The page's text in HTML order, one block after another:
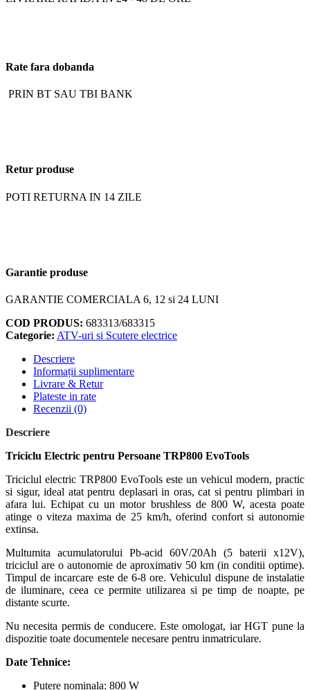
Rate fara dobanda
PRIN BT SAU TBI BANK
Retur produse
POTI RETURNA IN 14 ZILE
Garantie produse
GARANTIE COMERCIALA 6, 12 si 24 LUNI
COD PRODUS: 683313/683315
Categorie: ATV-uri si Scutere electrice
Descriere
Informații suplimentare
Livrare & Retur
Plateste in rate
Recenzii (0)
Descriere
Triciclu Electric pentru Persoane TRP800 EvoTools
Triciclul electric TRP800 EvoTools este un vehicul modern, practic
si sigur, ideal atat pentru deplasari in oras, cat si pentru plimbari in
afara lui. Echipat cu un motor brushless de 800 W, acesta poate
atinge o viteza maxima de 25 km/h, oferind confort si autonomie
extinsa.
Multumita acumulatorului Pb-acid 60V/20Ah (5 baterii x12V),
triciclul are o autonomie de aproximativ 50 km (in conditii optime).
Timpul de incarcare este de 6-8 ore. Vehiculul dispune de instalatie
de iluminare, ceea ce permite utilizarea si pe timp de noapte, pe
distante scurte.
Nu necesita permis de conducere. Este omologat, iar HGT pune la
dispozitie toate documentele necesare pentru inmatriculare.
Date Tehnice:
Putere nominala: 800 W